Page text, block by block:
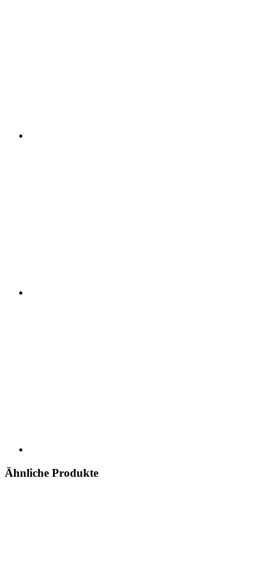
Ähnliche Produkte